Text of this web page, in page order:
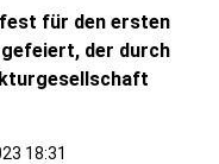
für den ersten
der durch
18:31